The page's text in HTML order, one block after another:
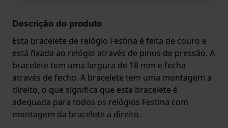
Descrição do produto
Esta bracelete de relógio Festina é feita de couro e
está fixada ao relógio através de pinos de pressão. A
bracelete tem uma largura de 18 mm e fecha
através de fecho. A bracelete tem uma montagem a
direito, o que significa que esta bracelete é
adequada para todos os relógios Festina com
montagem da bracelete a direito.